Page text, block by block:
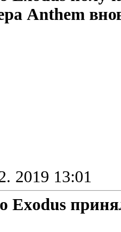
Anthem
2019 13:01
Exodus